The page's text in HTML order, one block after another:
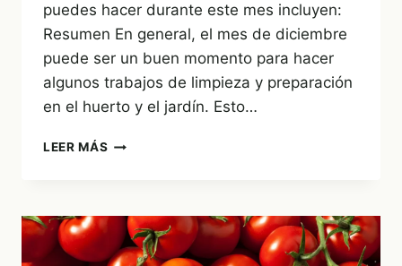
puedes hacer durante este mes incluyen:
Resumen En general, el mes de diciembre
puede ser un buen momento para hacer
algunos trabajos de limpieza y preparación
en el huerto y el jardín. Esto…
LEER MÁS ¿QUE
MES
DE
DICIEMBRE